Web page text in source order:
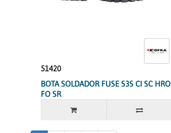
51420
BOTA SOLDADOR FUSE S3S CI SC HRO
FO SR